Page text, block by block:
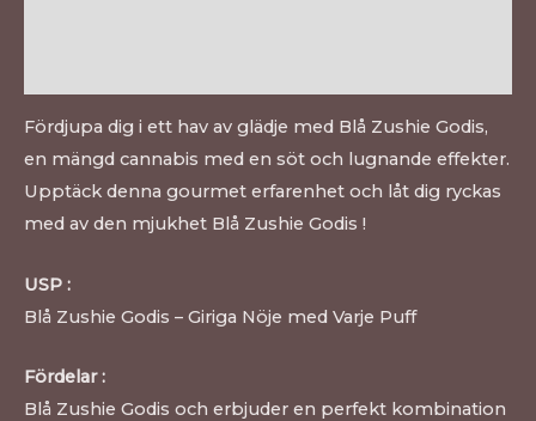
Fördjupa dig i ett hav av glädje med Blå Zushie Godis,
en mängd cannabis med en söt och lugnande effekter.
Upptäck denna gourmet erfarenhet och låt dig ryckas
med av den mjukhet Blå Zushie Godis !
USP :
Blå Zushie Godis – Giriga Nöje med Varje Puff
Fördelar :
Blå Zushie Godis och erbjuder en perfekt kombination